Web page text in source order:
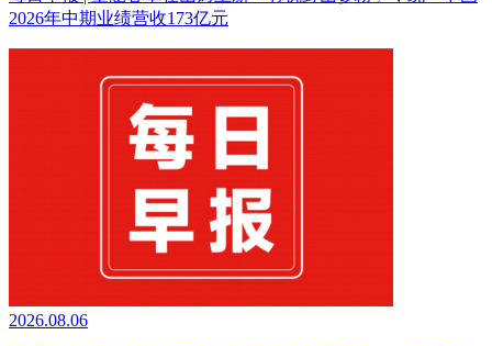
2026年中期业绩营收173亿元
2026.08.06